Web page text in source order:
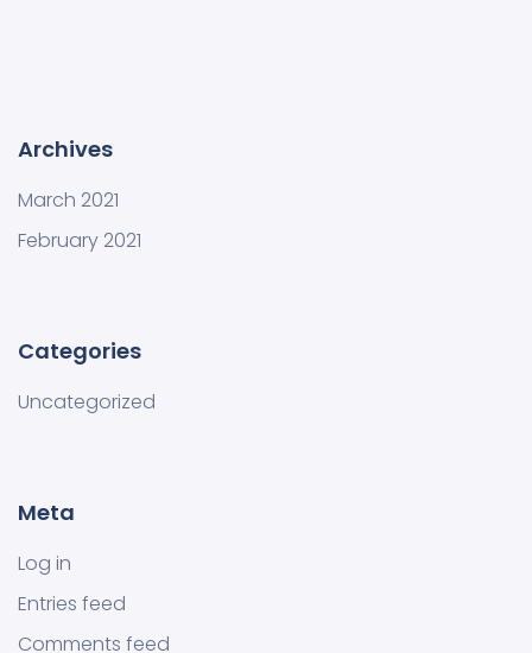
Archives
March 2021
February 2021
Categories
Uncategorized
Meta
Log in
Entries feed
Comments feed